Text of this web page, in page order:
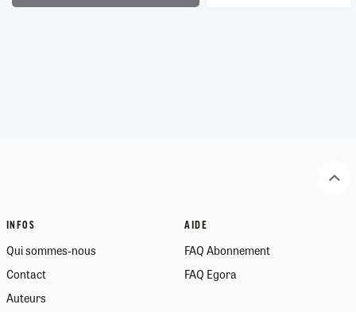
INFOS
Qui sommes-nous
Contact
Auteurs
AIDE
FAQ Abonnement
FAQ Egora